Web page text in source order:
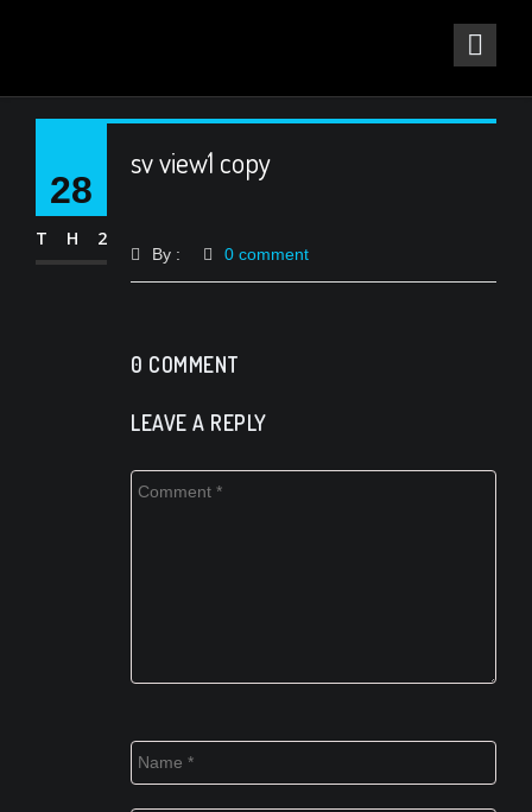
28
TH2
sv view1 copy
By : 0 comment
0 COMMENT
LEAVE A REPLY